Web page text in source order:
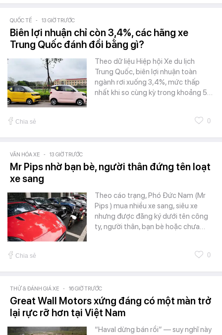
QUỐC TẾ - 13 GIỜ TRƯỚC
Biên lợi nhuận chỉ còn 3,4%, các hãng xe
Trung Quốc đánh đổi bằng gì?
Theo dữ liệu Hiệp hội Xe du lịch
Trung Quốc, biên lợi nhuận toàn
ngành rơi xuống 3,4%, mức thấp
nhất khi so cùng kỳ trong khoảng 5…
Chia sẻ 0
VĂN HÓA XE - 13 GIỜ TRƯỚC
Mr Pips nhờ bạn bè, người thân đứng tên loạt
xe sang
Theo cáo trạng, Phó Đức Nam (Mr
Pips ) mua nhiều xe sang, siêu xe
nhưng được đăng ký dưới tên công
ty, người thân, bạn bè hoặc chưa…
Chia sẻ 0
THỬ & ĐÁNH GIÁ XE - 16 GIỜ TRƯỚC
Great Wall Motors xứng đáng có một màn trở
lại rực rỡ hơn tại Việt Nam
“Haval dừng bán rồi” — suy nghĩ này